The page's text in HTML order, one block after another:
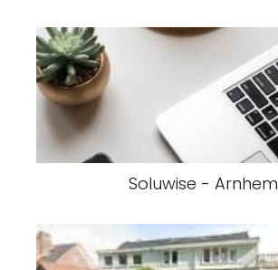
Soluwise - Arnhem